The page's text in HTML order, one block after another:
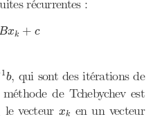
récurrentes :
xk + c
Bx + c
1b
b , qui sont des itérations de
de Tchebychev est
le vecteur xk
xk en un vecteur